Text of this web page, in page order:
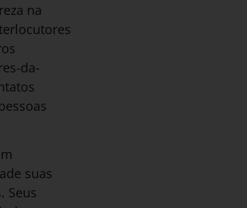
na
da-
suas
Seus